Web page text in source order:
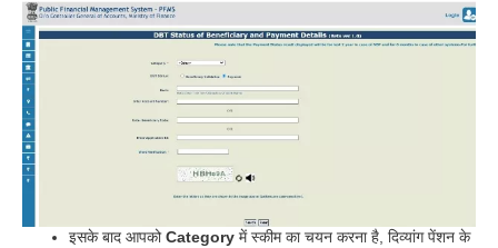
इसके बाद आपकोCategory में स्कीम का चयन करना है, दिव्यांग पेंशन के